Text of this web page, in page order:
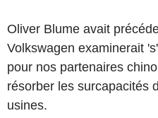
Oliver Blume avait
Volkswagen examinerait
pour nos partenaires
résorber les surcapacités
usines.